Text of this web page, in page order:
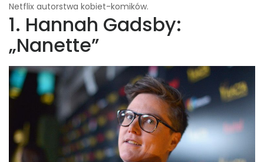
Netflix autorstwa kobiet-komików.
1. Hannah Gadsby:
„Nanette”